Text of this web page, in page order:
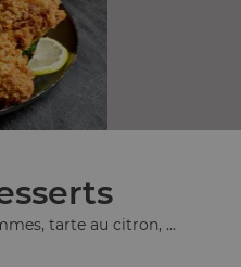
tarte au citron, ...